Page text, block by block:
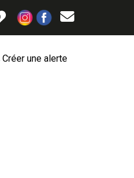
Créer une alerte